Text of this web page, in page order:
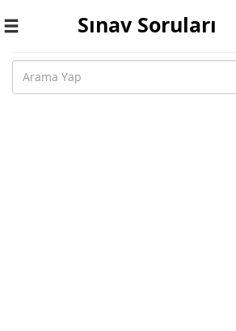
Toggle
Sınav Soruları